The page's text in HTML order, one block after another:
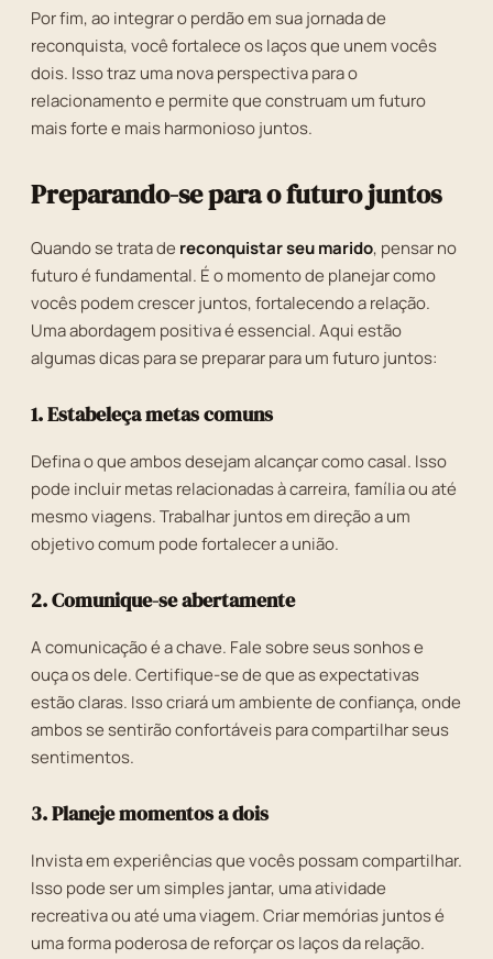
Por fim, ao integrar o perdão em sua jornada de
reconquista, você fortalece os laços que unem vocês
dois. Isso traz uma nova perspectiva para o
relacionamento e permite que construam um futuro
mais forte e mais harmonioso juntos.
Preparando-se para o futuro juntos
Quando se trata de reconquistar seu marido, pensar no
futuro é fundamental. É o momento de planejar como
vocês podem crescer juntos, fortalecendo a relação.
Uma abordagem positiva é essencial. Aqui estão
algumas dicas para se preparar para um futuro juntos:
1. Estabeleça metas comuns
Defina o que ambos desejam alcançar como casal. Isso
pode incluir metas relacionadas à carreira, família ou até
mesmo viagens. Trabalhar juntos em direção a um
objetivo comum pode fortalecer a união.
2. Comunique-se abertamente
A comunicação é a chave. Fale sobre seus sonhos e
ouça os dele. Certifique-se de que as expectativas
estão claras. Isso criará um ambiente de confiança, onde
ambos se sentirão confortáveis para compartilhar seus
sentimentos.
3. Planeje momentos a dois
Invista em experiências que vocês possam compartilhar.
Isso pode ser um simples jantar, uma atividade
recreativa ou até uma viagem. Criar memórias juntos é
uma forma poderosa de reforçar os laços da relação.